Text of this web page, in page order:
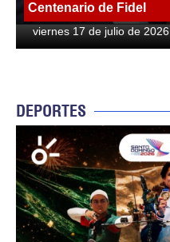
Centenario de Fidel
viernes 17 de julio de 2026
DEPORTES